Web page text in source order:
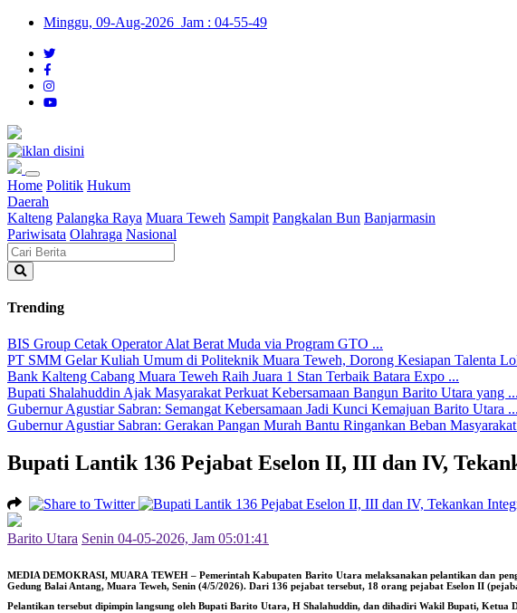
Minggu, 09-Aug-2026 Jam : 04-55-49
Home Politik Hukum
Daerah
Kalteng Palangka Raya Muara Teweh Sampit Pangkalan Bun Banjarmasin
Pariwisata Olahraga Nasional
Trending
BIS Group Cetak Operator Alat Berat Muda via Program GTO ...
PT SMM Gelar Kuliah Umum di Politeknik Muara Teweh, Dorong Kesiapan Talenta
Bank Kalteng Cabang Muara Teweh Raih Juara 1 Stan Terbaik Batara Expo ...
Bupati Shalahuddin Ajak Masyarakat Perkuat Kebersamaan Bangun Barito Utara yang ...
Gubernur Agustiar Sabran: Semangat Kebersamaan Jadi Kunci Kemajuan Barito Utara ...
Gubernur Agustiar Sabran: Gerakan Pangan Murah Bantu Ringankan Beban
Bupati Lantik 136 Pejabat Eselon II, III dan IV,
Barito Utara Senin 04-05-2026, Jam 05:01:41
MEDIA DEMOKRASI, MUARA TEWEH– Pemerintah Kabupaten Barito Utara melaksanakan pelantikan dan
Gedung Balai Antang, Muara Teweh, Senin (4/5/2026). Dari 136 pejabat tersebut, 18 orang pejabat Eselon II
Pelantikan tersebut dipimpin langsung oleh Bupati Barito Utara, H Shalahuddin, dan dihadiri Wakil Bupati,